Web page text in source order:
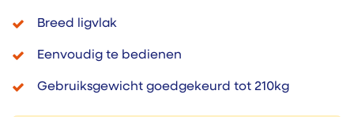
Breed ligvlak
Eenvoudig te bedienen
Gebruiksgewicht goedgekeurd tot 210kg